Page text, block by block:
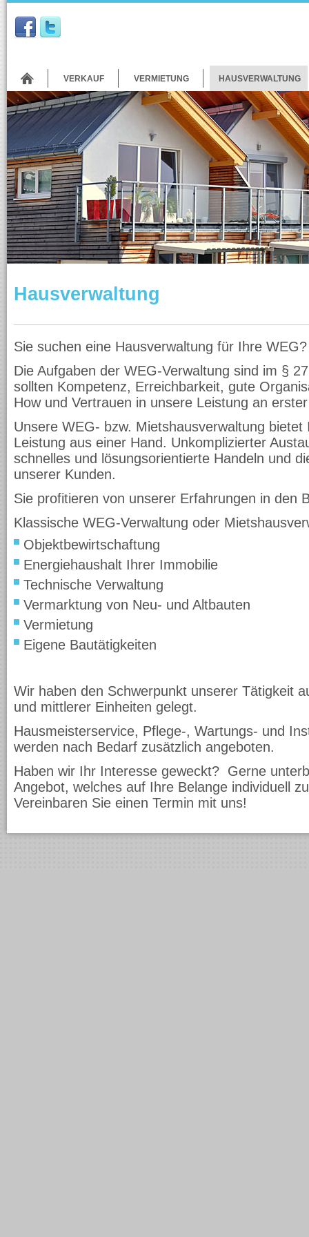
VERKAUF VERMIETUNG HAUSVERWALTUNG
Hausverwaltung
Sie suchen eine Hausverwaltung für Ihre WEG?
Die Aufgaben der WEG-Verwaltung sind im §
sollten Kompetenz, Erreichbarkeit, gute
How und Vertrauen in unsere Leistung an
Unsere WEG- bzw. Mietshausverwaltung bietet
Leistung aus einer Hand. Unkomplizierter
schnelles und lösungsorientierte Handeln und
unserer Kunden.
Sie profitieren von unserer Erfahrungen in den
Klassische WEG-Verwaltung oder
Objektbewirtschaftung
Energiehaushalt Ihrer Immobilie
Technische Verwaltung
Vermarktung von Neu- und Altbauten
Vermietung
Eigene Bautätigkeiten
Wir haben den Schwerpunkt unserer Tätigkeit
und mittlerer Einheiten gelegt.
Hausmeisterservice, Pflege-, Wartungs- und
werden nach Bedarf zusätzlich angeboten.
Haben wir Ihr Interesse geweckt? Gerne
Angebot, welches auf Ihre Belange individuell
Vereinbaren Sie einen Termin mit uns!